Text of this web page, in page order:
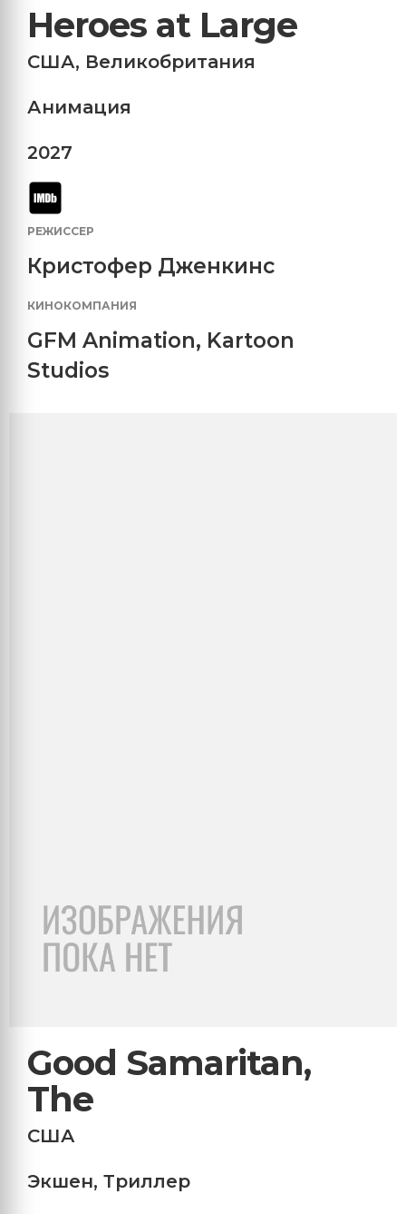
Heroes at Large
США, Великобритания
Анимация
2027
РЕЖИССЕР
Кристофер Дженкинс
КИНОКОМПАНИЯ
GFM Animation, Kartoon
Studios
Good Samaritan,
The
США
Экшен, Триллер